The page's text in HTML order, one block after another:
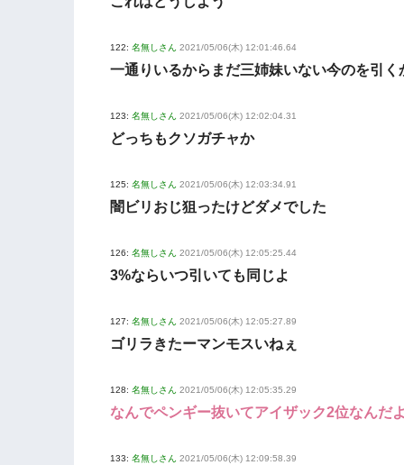
122: 名無しさん 2021/05/06(木) 12:01:46.64
一通りいるからまだ三姉妹いない今のを引く
123: 名無しさん 2021/05/06(木) 12:02:04.31
どっちもクソガチャか
125: 名無しさん 2021/05/06(木) 12:03:34.91
闇ビリおじ狙ったけどダメでした
126: 名無しさん 2021/05/06(木) 12:05:25.44
3%ならいつ引いても同じよ
127: 名無しさん 2021/05/06(木) 12:05:27.89
ゴリラきたーマンモスいねぇ
128: 名無しさん 2021/05/06(木) 12:05:35.29
なんでペンギー抜いてアイザック2位なんだ
133: 名無しさん 2021/05/06(木) 12:09:58.39